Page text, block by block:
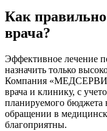
Как
врача?
Эффективное лечение
назначить только
Компания
врача и клинику, с
планируемого бюджета
обращении в
благоприятны.